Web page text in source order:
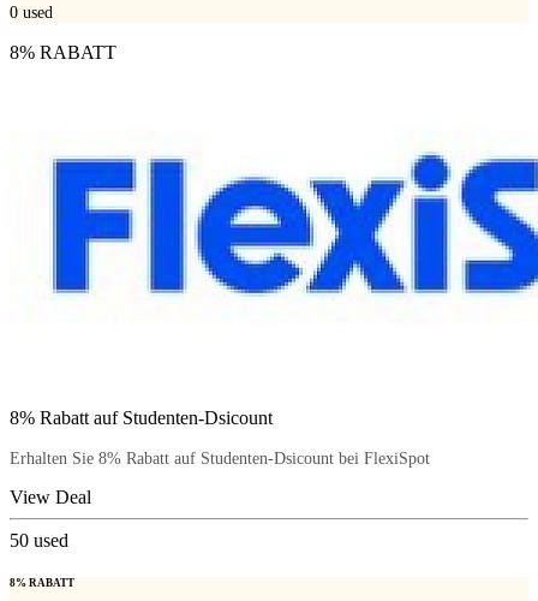
0 used
8% RABATT
8% Rabatt auf Studenten-Dsicount
Erhalten Sie 8% Rabatt auf Studenten-Dsicount bei FlexiSpot
View Deal
50 used
8% RABATT